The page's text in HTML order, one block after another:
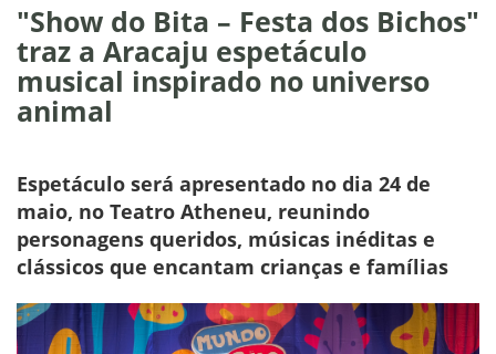
"Show do Bita – Festa dos Bichos"
traz a Aracaju espetáculo
musical inspirado no universo
animal
Espetáculo será apresentado no dia 24 de
maio, no Teatro Atheneu, reunindo
personagens queridos, músicas inéditas e
clássicos que encantam crianças e famílias